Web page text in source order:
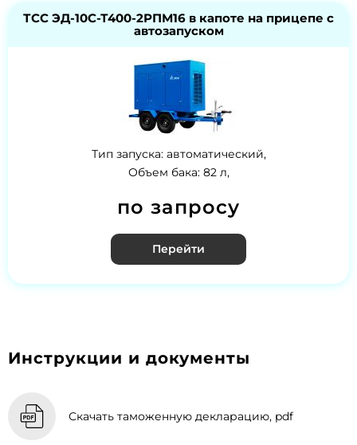
ТСС ЭД-10С-Т400-2РПМ16 в капоте на прицепе с
автозапуском
Тип запуска: автоматический,
Объем бака: 82 л,
по запросу
Перейти
Инструкции и документы
Скачать таможенную декларацию, pdf